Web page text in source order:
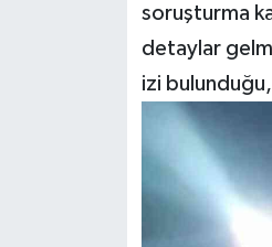
soruşturma
detaylar
izi bulunduğu,